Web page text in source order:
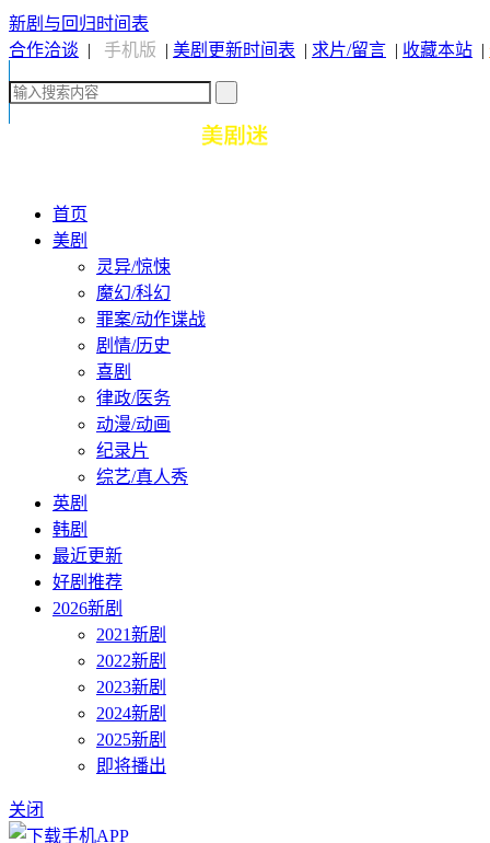
新剧与回归时间表
合作洽谈 | 手机版 | 美剧更新时间表 | 求片/留言 | 收藏本站 |
首页
美剧
灵异/惊悚
魔幻/科幻
罪案/动作谍战
剧情/历史
喜剧
律政/医务
动漫/动画
纪录片
综艺/真人秀
英剧
韩剧
最近更新
好剧推荐
2026新剧
2021新剧
2022新剧
2023新剧
2024新剧
2025新剧
即将播出
关闭